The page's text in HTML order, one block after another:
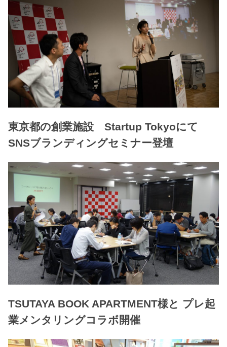
東京都の創業施設 Startup Tokyoにて
SNSブランディングセミナー登壇
TSUTAYA BOOK APARTMENT様と プレ起
業メンタリングコラボ開催